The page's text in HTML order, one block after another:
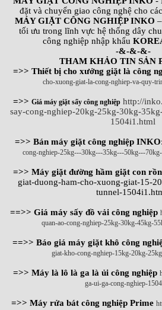
đặt và chuyển giao công nghệ cho
MÁY GIẶT CÔNG NGHIỆP INKO
tối ưu trong lĩnh vực hệ thống dây
công nghiệp nhập khẩu
-&-&-&-
THAM KHẢO TIN SẢN
=>> Thiết bị cho xưởng giặt là công
cho-xuong-giat-la-cong-nghiep-va-quy-
=>> Giá máy giặt sấy công nghiệp http://
say-cong-nghiep-20kg-25kg-30kg-
1504i1.html
=>> Bán máy giặt công nghiệp
cong-nghiep-25kg---30kg---35kg---50kg---
=>> Máy giặt đường hầm giặt con
giat-duong-ham-cho-xuong-giat-15-
tunnel-
==>> Giá máy sấy đồ vải công nghiệp
quan-ao-cong-nghiep-25kg-30kg-45kg-
==>> Báo giá máy giặt khô công
giat-kho-cong-nghiep-15kg-20kg-
=>> Máy là lô là ga là ủi công nghiệp
ga-ui-ga-cong-nghiep-
=>> Máy rửa bát công nghiệp Prime